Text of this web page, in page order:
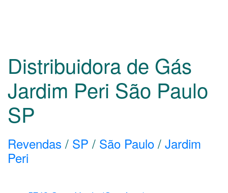
Distribuidora de Gás
Jardim Peri São Paulo
SP
Revendas / SP / São Paulo / Jardim
Peri